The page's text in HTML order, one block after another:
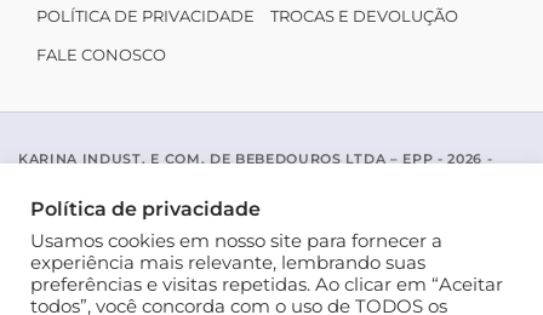
POLÍTICA DE PRIVACIDADE TROCAS E DEVOLUÇÃO
FALE CONOSCO
KARINA INDUST. E COM. DE BEBEDOUROS LTDA – EPP - 2026 -
DO RIO PRETO / SP - CEP 15077-456
Política de privacidade
Usamos cookies em nosso site para fornecer a
experiência mais relevante, lembrando suas
preferências e visitas repetidas. Ao clicar em “Aceitar
todos”, você concorda com o uso de TODOS os